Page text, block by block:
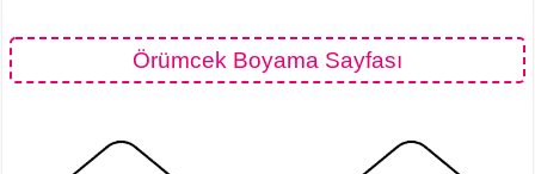
Örümcek Boyama Sayfası